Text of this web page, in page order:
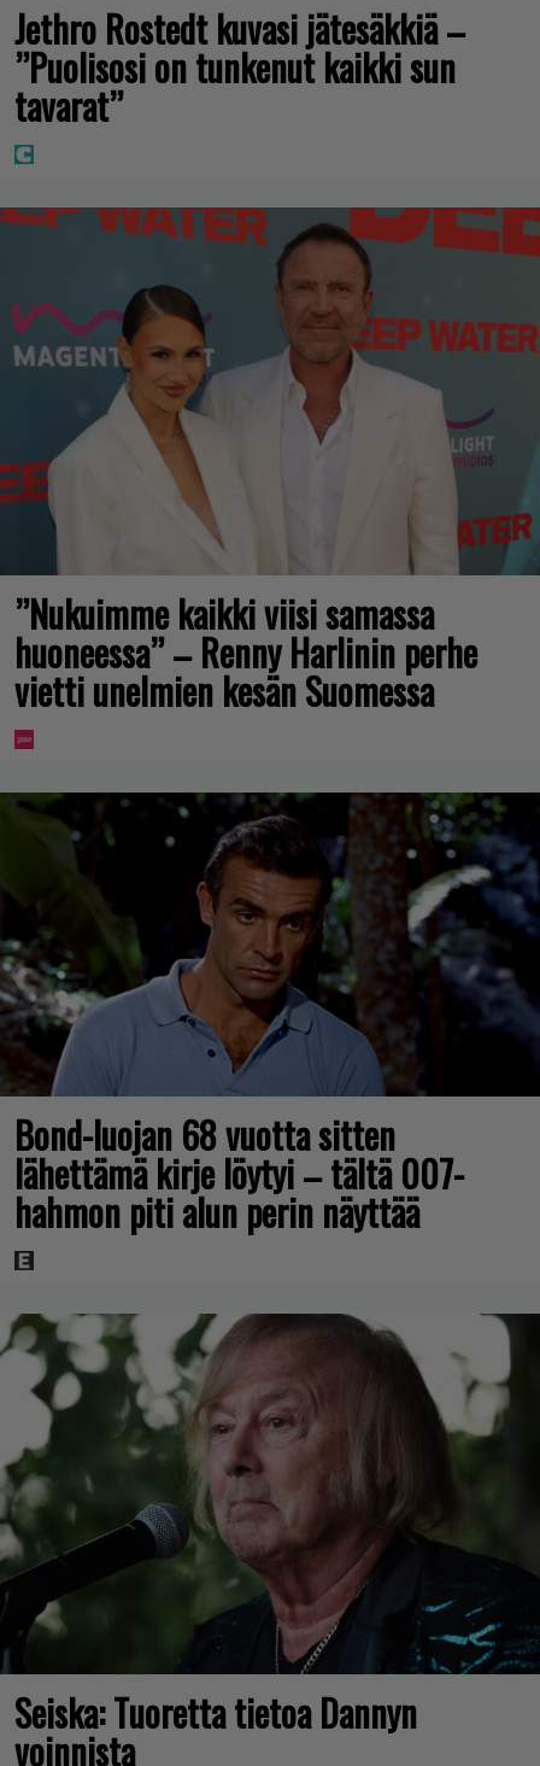
Jethro Rostedt kuvasi jätesäkkiä –
”Puolisosi on tunkenut kaikki sun
tavarat”
”Nukuimme kaikki viisi samassa
huoneessa” – Renny Harlinin perhe
vietti unelmien kesän Suomessa
Bond-luojan 68 vuotta sitten
lähettämä kirje löytyi – tältä 007-
hahmon piti alun perin näyttää
Seiska: Tuoretta tietoa Dannyn
voinnista